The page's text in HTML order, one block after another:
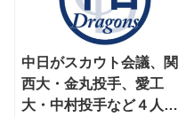
中日がスカウト会議、関
西大・金丸投手、愛工
大・中村投手など４人軸